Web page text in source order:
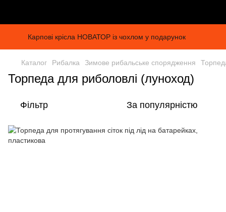
Карпові крісла НОВАТОР із чохлом у подарунок
Каталог Рибалка Зимове рибальське спорядження
Торпеда для риболовлі (луноход)
Фільтр За популярністю